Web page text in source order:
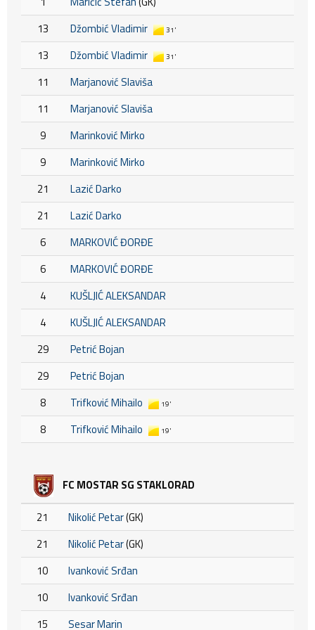
13
Džombić Vladimir 31'
13 Džombić Vladimir 31'
11
Marjanović Slaviša
11
Marjanović Slaviša
9
Marinković Mirko
9
Marinković Mirko
21
Lazić Darko
21
Lazić Darko
6
MARKOVIĆ ĐORĐE
6
MARKOVIĆ ĐORĐE
4
KUŠLJIĆ ALEKSANDAR
4
KUŠLJIĆ ALEKSANDAR
29
Petrić Bojan
29
Petrić Bojan
8
Trifković Mihailo 19'
8 Trifković Mihailo 19'
FC MOSTAR SG STAKLORAD
21 Nikolić Petar(GK)
21
Nikolić Petar(GK)
10
Ivanković Srđan
10
Ivanković Srđan
15
Sesar Marin